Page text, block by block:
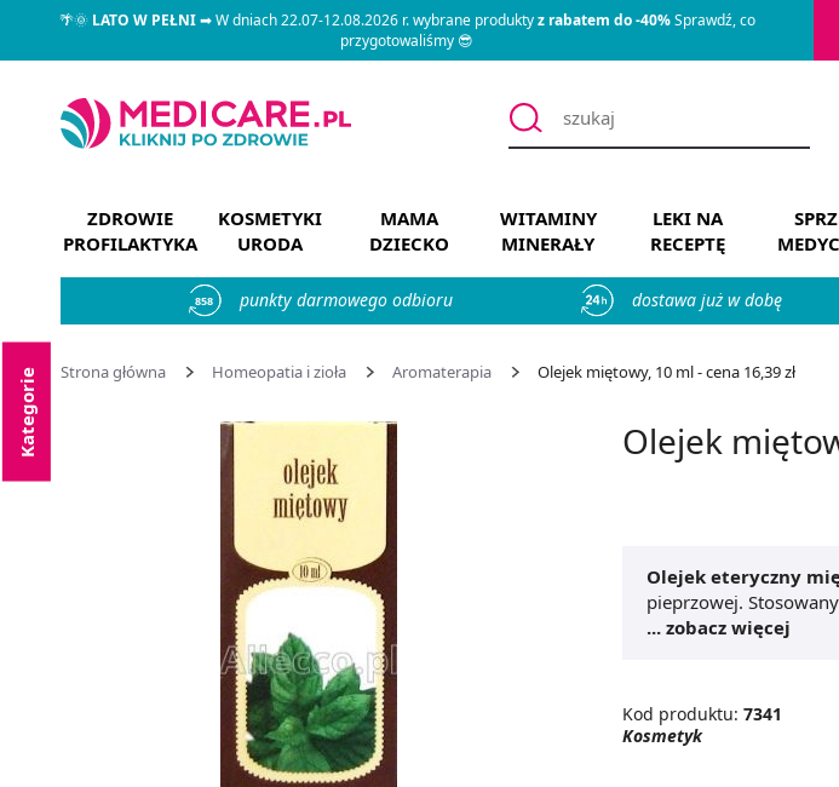
🌴🌞LATO W PEŁNI➡ W dniach 22.07-12.08.2026 r. wybrane produktyz rabatem do -40%Sprawdź, co
przygotowaliśmy 😎
ZDROWIE
PROFILAKTYKA
KOSMETYKI
URODA
MAMA
DZIECKO
WITAMINY
MINERAŁY
LEKI NA
RECEPTĘ
858 punkty darmowego odbioru dostawa już w dobę
Strona główna Homeopatia i zioła Aromaterapia Olejek miętowy, 10 ml - cena 16,39 zł
Kategorie Olejek
Olejek eteryczny
pieprzowej.
inhalacji, masażu oraz
kąpieli lub
sobiezdrowy styl życia
... zobacz więcej
Kod produktu: 7341
Kosmetyk